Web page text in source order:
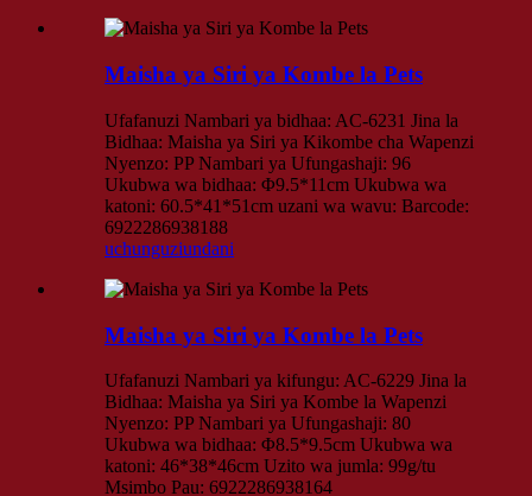
Maisha ya Siri ya Kombe la Pets
Ufafanuzi Nambari ya bidhaa: AC-6231 Jina la
Bidhaa: Maisha ya Siri ya Kikombe cha Wapenzi
Nyenzo: PP Nambari ya Ufungashaji: 96
Ukubwa wa bidhaa: Φ9.5*11cm Ukubwa wa
katoni: 60.5*41*51cm uzani wa wavu: Barcode:
6922286938188
uchunguziundani
Maisha ya Siri ya Kombe la Pets
Ufafanuzi Nambari ya kifungu: AC-6229 Jina la
Bidhaa: Maisha ya Siri ya Kombe la Wapenzi
Nyenzo: PP Nambari ya Ufungashaji: 80
Ukubwa wa bidhaa: Φ8.5*9.5cm Ukubwa wa
katoni: 46*38*46cm Uzito wa jumla: 99g/tu
Msimbo Pau: 6922286938164